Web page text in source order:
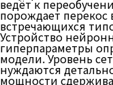
ведёт к
порождает
встречающихся
Устройство
гиперпараметры
модели. Уровень
нуждаются
мощности